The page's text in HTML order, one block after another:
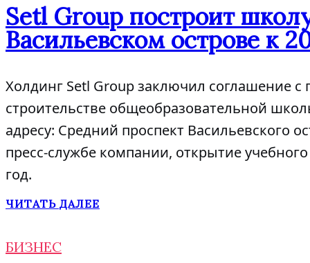
Setl Group построит
Васильевском острове к
Холдинг Setl Group заключил соглашение с
строительстве общеобразовательной
адресу: Средний проспект Васильевского
пресс-службе компании, открытие
год.
ЧИТАТЬ ДАЛЕЕ
БИЗНЕС